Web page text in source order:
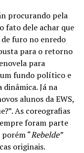
procurando pela
fato dele achar que
furo no enredo
para o retorno
para
fundo político e
Já na
alunos da EWS,
As coreografias
foram parte
“Rebelde”
originais.